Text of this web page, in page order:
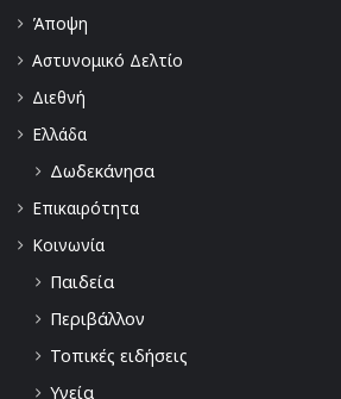
Άποψη
Αστυνομικό Δελτίο
Διεθνή
Ελλάδα
Δωδεκάνησα
Επικαιρότητα
Κοινωνία
Παιδεία
Περιβάλλον
Τοπικές ειδήσεις
Υγεία